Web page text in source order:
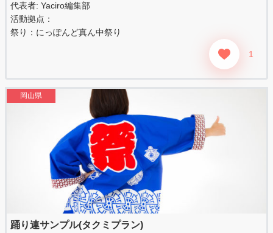
代表者: Yaciro編集部
活動拠点：
祭り： にっぽんど真ん中祭り
1
岡山県
踊り連サンプル(タクミプラン)